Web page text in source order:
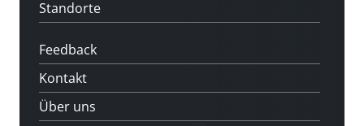
Standorte
Feedback
Kontakt
Über uns